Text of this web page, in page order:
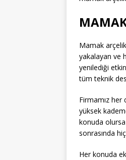
Mamak
yakalayan ve
yenilediği
tüm teknik
Firmamız her
yüksek
konuda
sonrasında
Her konuda